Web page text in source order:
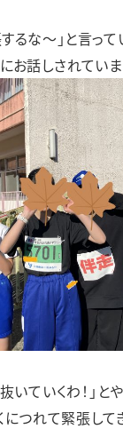
るな～」と言って
お話しされていま
いていくわ！」と
につれて緊張して